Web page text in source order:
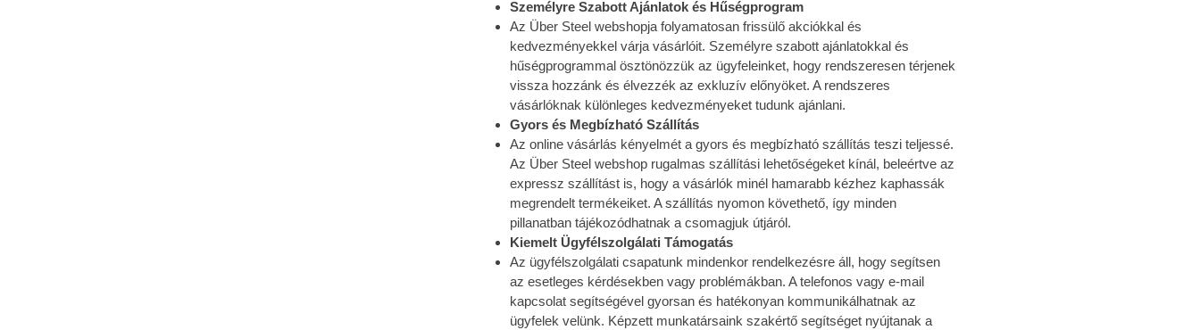
Személyre Szabott Ajánlatok és Hűségprogram
Az Über Steel webshopja folyamatosan frissülő akciókkal és
kedvezményekkel várja vásárlóit. Személyre szabott ajánlatokkal és
hűségprogrammal ösztönözzük az ügyfeleinket, hogy rendszeresen térjenek
vissza hozzánk és élvezzék az exkluzív előnyöket. A rendszeres
vásárlóknak különleges kedvezményeket tudunk ajánlani.
Gyors és Megbízható Szállítás
Az online vásárlás kényelmét a gyors és megbízható szállítás teszi teljessé.
Az Über Steel webshop rugalmas szállítási lehetőségeket kínál, beleértve az
expressz szállítást is, hogy a vásárlók minél hamarabb kézhez kaphassák
megrendelt termékeiket. A szállítás nyomon követhető, így minden
pillanatban tájékozódhatnak a csomagjuk útjáról.
Kiemelt Ügyfélszolgálati Támogatás
Az ügyfélszolgálati csapatunk mindenkor rendelkezésre áll, hogy segítsen
az esetleges kérdésekben vagy problémákban. A telefonos vagy e-mail
kapcsolat segítségével gyorsan és hatékonyan kommunikálhatnak az
ügyfelek velünk. Képzett munkatársaink szakértő segítséget nyújtanak a